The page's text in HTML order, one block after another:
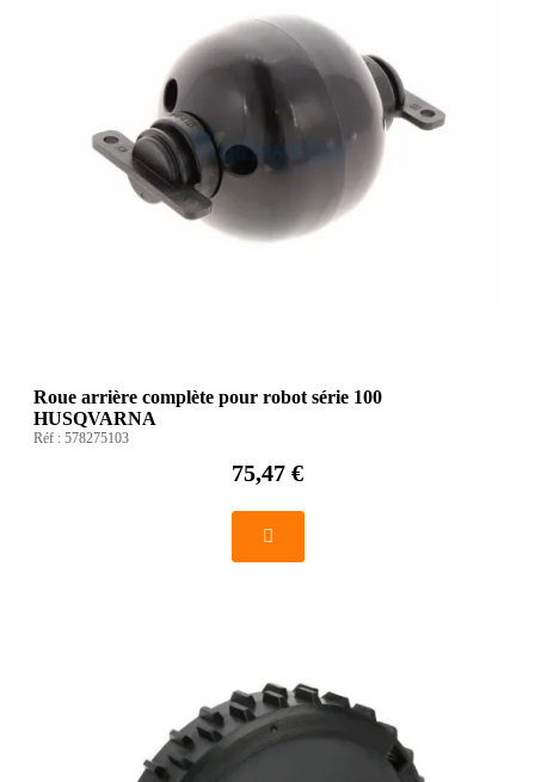
Roue arrière complète pour robot série 100
HUSQVARNA
Réf : 578275103
75,47 €